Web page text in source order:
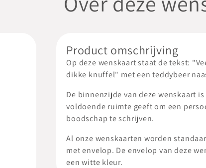
Product omschrijving
Op deze wenskaart staat de tekst:
dikke knuffel" met een teddybeer
De binnenzijde van deze wenskaart
voldoende ruimte geeft om een
boodschap te schrijven.
Al onze wenskaarten worden
met envelop. De envelop van deze
een witte kleur.